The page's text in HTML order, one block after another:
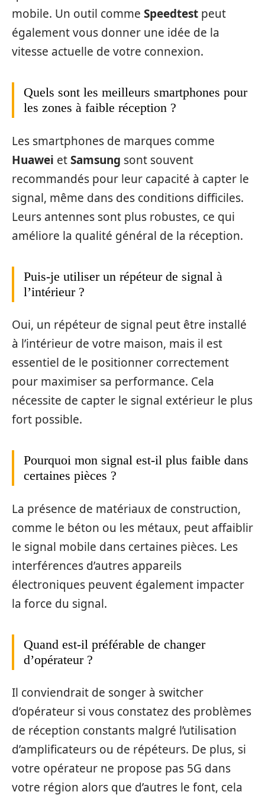
mobile. Un outil comme Speedtest peut
également vous donner une idée de la
vitesse actuelle de votre connexion.
Quels sont les meilleurs smartphones pour
les zones à faible réception ?
Les smartphones de marques comme
Huawei etSamsung sont souvent
recommandés pour leur capacité à capter le
signal, même dans des conditions difficiles.
Leurs antennes sont plus robustes, ce qui
améliore la qualité général de la réception.
Puis-je utiliser un répéteur de signal à
l’intérieur ?
Oui, un répéteur de signal peut être installé
à l’intérieur de votre maison, mais il est
essentiel de le positionner correctement
pour maximiser sa performance. Cela
nécessite de capter le signal extérieur le plus
fort possible.
Pourquoi mon signal est-il plus faible dans
certaines pièces ?
La présence de matériaux de construction,
comme le béton ou les métaux, peut affaiblir
le signal mobile dans certaines pièces. Les
interférences d’autres appareils
électroniques peuvent également impacter
la force du signal.
Quand est-il préférable de changer
d’opérateur ?
Il conviendrait de songer à switcher
d’opérateur si vous constatez des problèmes
de réception constants malgré l’utilisation
d’amplificateurs ou de répéteurs. De plus, si
votre opérateur ne propose pas 5G dans
votre région alors que d’autres le font, cela